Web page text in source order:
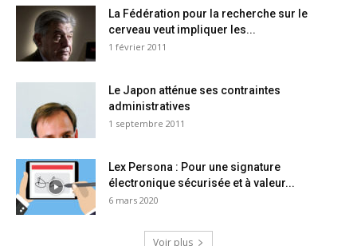
La Fédération pour la recherche sur le
cerveau veut impliquer les...
1 février 2011
Le Japon atténue ses contraintes
administratives
1 septembre 2011
Lex Persona : Pour une signature
électronique sécurisée et à valeur...
6 mars 2020
Voir plus